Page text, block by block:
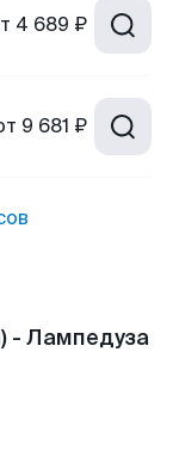
4 689 ₽
9 681 ₽
- Лампедуза